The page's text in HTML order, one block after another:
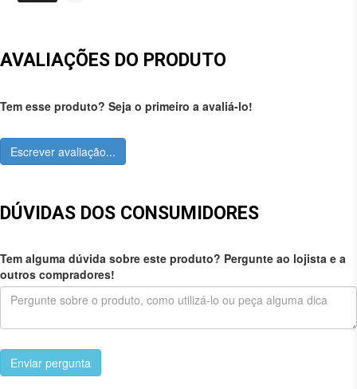
AVALIAÇÕES DO PRODUTO
Tem esse produto? Seja o primeiro a avaliá-lo!
Escrever avaliação...
DÚVIDAS DOS CONSUMIDORES
Tem alguma dúvida sobre este produto? Pergunte ao lojista e a
outros compradores!
Enviar pergunta